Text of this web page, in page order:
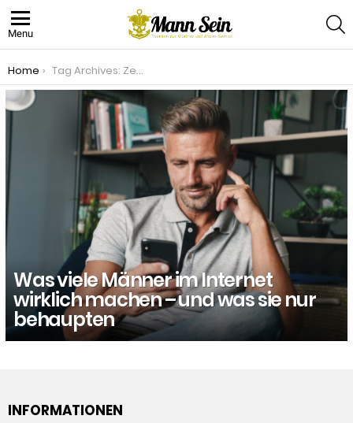
Menu
You are here:
Home Tag Archives: Zeitvertreib
ZEITVERTREIB
STORIES
Was viele Männer im Internet
wirklich machen – und was sie nur
behaupten
INFORMATIONEN